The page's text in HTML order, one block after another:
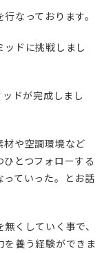
なっております。
ドに挑戦しまし
ドが完成しまし
材や空調環境など
とつフォローする
ていった。とお話
くしていく事で、
養う経験ができま